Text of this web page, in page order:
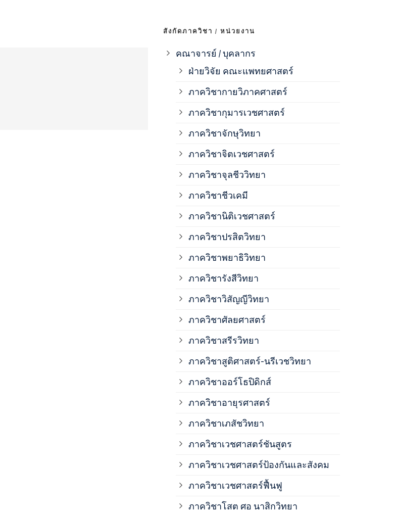
สังกัดภาควิชา / หน่วยงาน
คณาจารย์ / บุคลากร
ฝ่ายวิจัย คณะแพทยศาสตร์
ภาควิชากายวิภาคศาสตร์
ภาควิชากุมารเวชศาสตร์
ภาควิชาจักษุวิทยา
ภาควิชาจิตเวชศาสตร์
ภาควิชาจุลชีววิทยา
ภาควิชาชีวเคมี
ภาควิชานิติเวชศาสตร์
ภาควิชาปรสิตวิทยา
ภาควิชาพยาธิวิทยา
ภาควิชารังสีวิทยา
ภาควิชาวิสัญญีวิทยา
ภาควิชาศัลยศาสตร์
ภาควิชาสรีรวิทยา
ภาควิชาสูติศาสตร์-นรีเวชวิทยา
ภาควิชาออร์โธปิดิกส์
ภาควิชาอายุรศาสตร์
ภาควิชาเภสัชวิทยา
ภาควิชาเวชศาสตร์ชันสูตร
ภาควิชาเวชศาสตร์ป้องกันและสังคม
ภาควิชาเวชศาสตร์ฟื้นฟู
ภาควิชาโสต ศอ นาสิกวิทยา